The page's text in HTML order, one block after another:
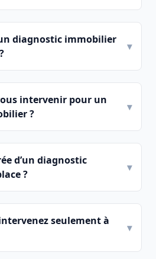
diagnostic immobilier
▾
intervenir pour un
?
▾
d’un diagnostic
?
▾
seulement à
▾